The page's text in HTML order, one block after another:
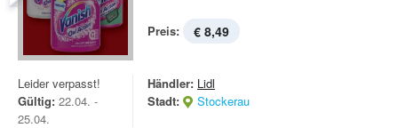
Preis: € 8,49
Leider verpasst!
Gültig: 22.04. -
25.04.
Händler: Lidl
Stadt:
Stockerau